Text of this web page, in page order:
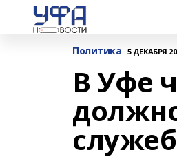
Политика 5 ДЕКАБРЯ
В Уфе